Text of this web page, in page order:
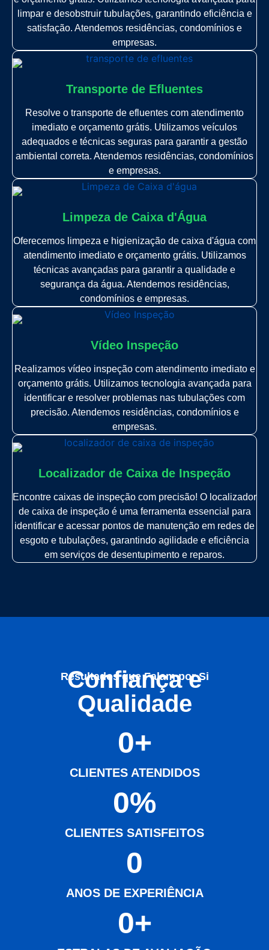
limpar e desobstruir tubulações, garantindo eficiência e
satisfação. Atendemos residências, condomínios e
empresas.
Transporte de Efluentes
Resolve o transporte de efluentes com atendimento
imediato e orçamento grátis. Utilizamos veículos
adequados e técnicas seguras para garantir a gestão
ambiental correta. Atendemos residências, condomínios
e empresas.
Limpeza de Caixa d'Água
Oferecemos limpeza e higienização de caixa d'água com
atendimento imediato e orçamento grátis. Utilizamos
técnicas avançadas para garantir a qualidade e
segurança da água. Atendemos residências,
condomínios e empresas.
Vídeo Inspeção
Realizamos vídeo inspeção com atendimento imediato e
orçamento grátis. Utilizamos tecnologia avançada para
identificar e resolver problemas nas tubulações com
precisão. Atendemos residências, condomínios e
empresas.
Localizador de Caixa de Inspeção
Encontre caixas de inspeção com precisão! O localizador
de caixa de inspeção é uma ferramenta essencial para
identificar e acessar pontos de manutenção em redes de
esgoto e tubulações, garantindo agilidade e eficiência
em serviços de desentupimento e reparos.
Resultados que Falam por Si
Confiança e
Qualidade
CLIENTES ATENDIDOS
0+
CLIENTES SATISFEITOS
0%
ANOS DE EXPERIÊNCIA
0
0+